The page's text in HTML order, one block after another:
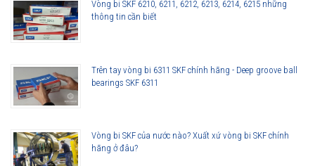
Công nghệ sản xuất mới
Phớt che chắn thế hệ mới
Vòng bi làm việc êm hơn
Ít rung động hơn
Tuổi thọ vòng bi cao hơn
Khả năng làm việc với vận tốc cao hơn
Vòng bi SKF 6210, 6211, 6212, 6213, 6214, 6215 những
thông tin cần biết
Trên tay vòng bi 6311 SKF chính hãng - Deep groove ball
bearings SKF 6311
Vòng bi SKF của nước nào? Xuất xứ vòng bi SKF chính
hãng ở đâu?